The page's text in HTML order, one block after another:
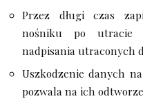
Przez długi czas
nośniku po utracie
nadpisania utraconych
Uszkodzenie danych
pozwala na ich